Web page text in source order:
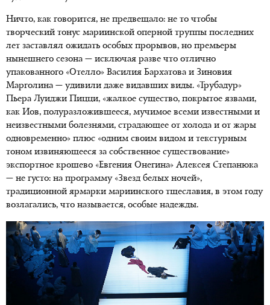
Ничто, как говорится, не предвещало: не то чтобы
творческий тонус мариинской оперной труппы последних
лет заставлял ожидать особых прорывов, но премьеры
нынешнего сезона — исключая разве что отлично
упакованного «Отелло» Василия Бархатова и Зиновия
Марголина — удивили даже видавших виды. «Трубадур»
Пьера Луиджи Пицци, «жалкое существо, покрытое язвами,
как Иов, полуразложившееся, мучимое всеми известными и
неизвестными болезнями, страдающее от холода и от жары
одновременно» плюс «одним своим видом и текстурным
тоном извиняющееся за собственное существование»
экспортное крошево «Евгения Онегина» Алексея Степанюка
— не густо: на программу «Звезд белых ночей»,
традиционной ярмарки мариинского тщеславия, в этом году
возлагались, что называется, особые надежды.